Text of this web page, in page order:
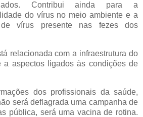
Contribui ainda para a
do vírus no meio ambiente e a
de vírus presente nas fezes dos
relacionada com a infraestrutura do
a aspectos ligados às condições de
dos profissionais da saúde,
será deflagrada uma campanha de
pública, será uma vacina de rotina.